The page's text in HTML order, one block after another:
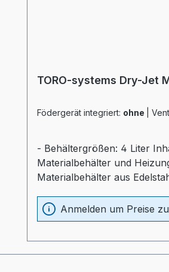
TORO-systems Dry-Jet
Födergerät integriert: ohne
- Behältergrößen: 4 Liter
Materialbehälter und
Materialbehälter aus
Anmelden um Preise